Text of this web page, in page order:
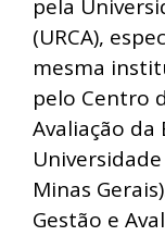
pela
(URCA),
mesma
pelo Centro
Avaliação da
Universidade
Minas
Gestão e